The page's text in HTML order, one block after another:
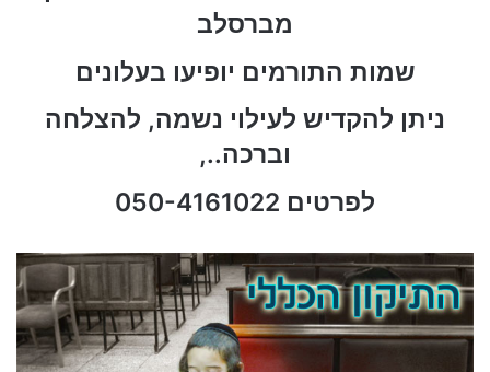
מברסלב
שמות התורמים יופיעו בעלונים
ניתן להקדיש לעילוי נשמה, להצלחה
וברכה..,
לפרטים 050-4161022